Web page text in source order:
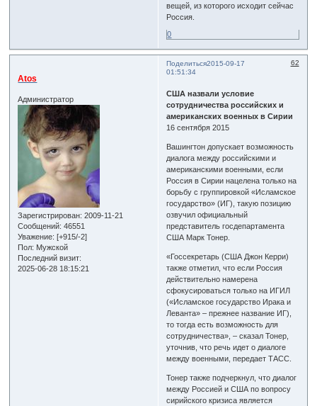
вещей, из которого исходит сейчас
Россия.
0
Поделиться 62
2015-09-17
01:51:34
Atos
Администратор
Зарегистрирован: 2009-11-21
Сообщений: 46551
Уважение: [+915/-2]
Пол: Мужской
Последний визит:
2025-06-28 18:15:21
США назвали условие
сотрудничества российских и
американских военных в Сирии
16 сентября 2015
Вашингтон допускает возможность
диалога между российскими и
американскими военными, если
Россия в Сирии нацелена только на
борьбу с группировкой «Исламское
государство» (ИГ), такую позицию
озвучил официальный
представитель госдепартамента
США Марк Тонер.
«Госсекретарь (США Джон Керри)
также отметил, что если Россия
действительно намерена
сфокусироваться только на ИГИЛ
(«Исламское государство Ирака и
Леванта» – прежнее название ИГ),
то тогда есть возможность для
сотрудничества», – сказал Тонер,
уточнив, что речь идет о диалоге
между военными, передает ТАСС.
Тонер также подчеркнул, что диалог
между Россией и США по вопросу
сирийского кризиса является